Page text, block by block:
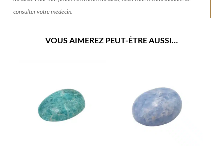
consulter votre médecin.
VOUS AIMEREZ PEUT-ÊTRE AUSSI…